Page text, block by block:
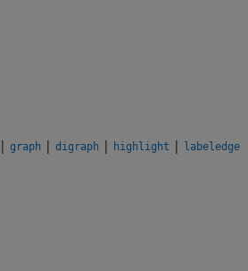
| graph | digraph | highlight | labeledge